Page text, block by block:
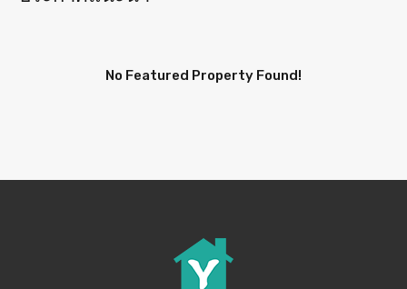
No Featured Property Found!